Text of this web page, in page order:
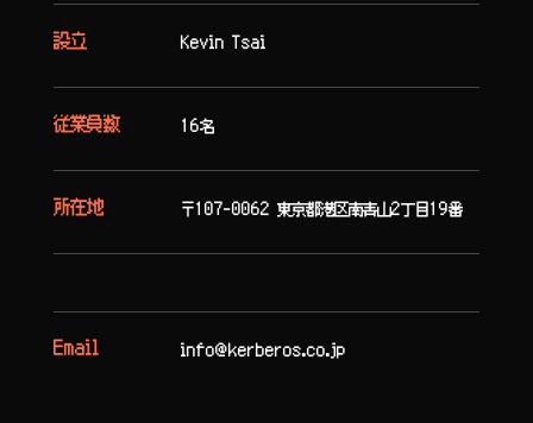
設立 Kevin Tsai
従業員数 16名
所在地 〒107-0062 東京都港区南⻘山2丁目19番
Email info@kerberos.co.jp